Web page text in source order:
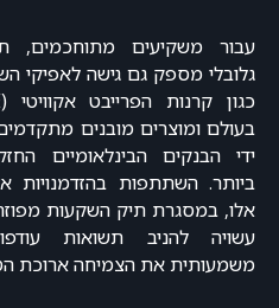
עבור משקיעים מתוחכמים,
גלובלי מספק גם גישה לאפיקי
בעולם ומוצרים מובנים
ידי הבנקים הבינלאומיים
ביותר. השתתפות בהזדמנויות
אלו, במסגרת תיק השקעות
עשויה להניב תשואות
משמעותית את הצמיחה ארוכת